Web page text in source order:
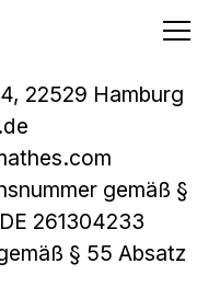
22529 Hamburg
gemäß §
261304233
§ 55 Absatz